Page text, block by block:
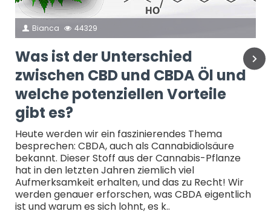
Bianca 44329
Was ist der Unterschied
zwischen CBD und CBDA Öl und
welche potenziellen Vorteile
gibt es?
Heute werden wir ein faszinierendes Thema
besprechen: CBDA, auch als Cannabidiolsäure
bekannt. Dieser Stoff aus der Cannabis-Pflanze
hat in den letzten Jahren ziemlich viel
Aufmerksamkeit erhalten, und das zu Recht! Wir
werden genauer erforschen, was CBDA eigentlich
ist und warum es sich lohnt, es k..